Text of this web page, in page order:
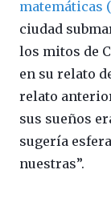
matemáticas
ciudad
los mitos de
en su relato
relato
sus sueños
sugería
nuestras”.